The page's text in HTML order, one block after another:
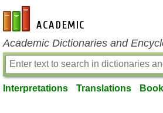
en-academic.com
Academic Dictionaries and
Interpretations Translations